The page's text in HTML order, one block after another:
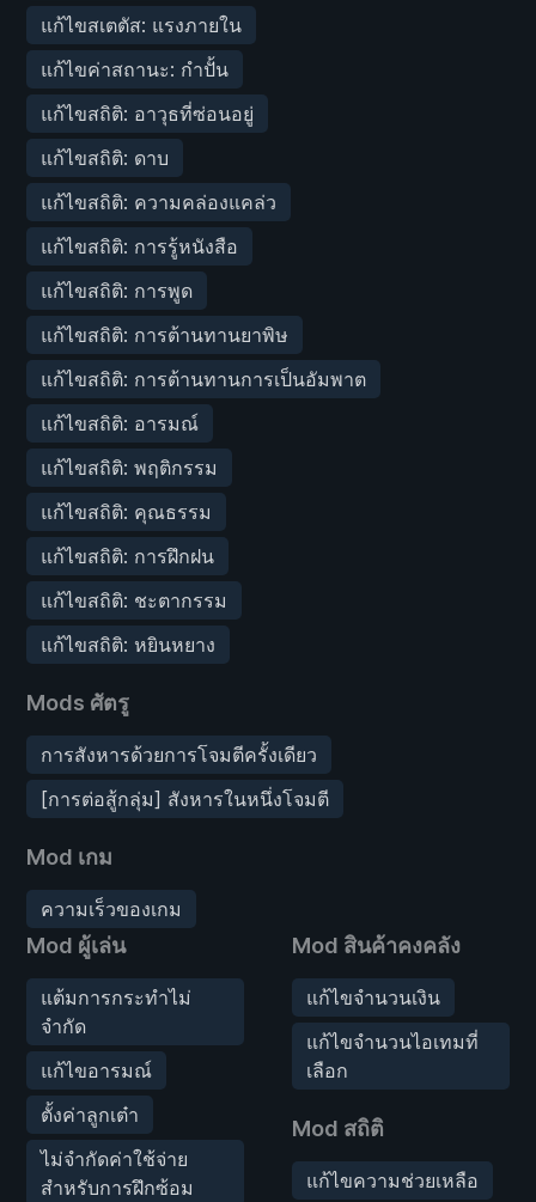
แก้ไขสเตตัส: แรงภายใน
แก้ไขค่าสถานะ: กำปั้น
แก้ไขสถิติ: อาวุธที่ซ่อนอยู่
แก้ไขสถิติ: ดาบ
แก้ไขสถิติ: ความคล่องแคล่ว
แก้ไขสถิติ: การรู้หนังสือ
แก้ไขสถิติ: การพูด
แก้ไขสถิติ: การต้านทานยาพิษ
แก้ไขสถิติ: การต้านทานการเป็นอัมพาต
แก้ไขสถิติ: อารมณ์
แก้ไขสถิติ: พฤติกรรม
แก้ไขสถิติ: คุณธรรม
แก้ไขสถิติ: การฝึกฝน
แก้ไขสถิติ: ชะตากรรม
แก้ไขสถิติ: หยินหยาง
Mods ศัตรู
การสังหารด้วยการโจมตีครั้งเดียว
[การต่อสู้กลุ่ม] สังหารในหนึ่งโจมตี
Mod เกม
ความเร็วของเกม
Mod ผู้เล่น
แต้มการกระทำไม่
จำกัด
แก้ไขอารมณ์
ตั้งค่าลูกเต๋า
ไม่จำกัดค่าใช้จ่าย
สำหรับการฝึกซ้อม
Mod สินค้าคงคลัง
แก้ไขจำนวนเงิน
แก้ไขจำนวนไอเทมที่
เลือก
Mod สถิติ
แก้ไขความช่วยเหลือ